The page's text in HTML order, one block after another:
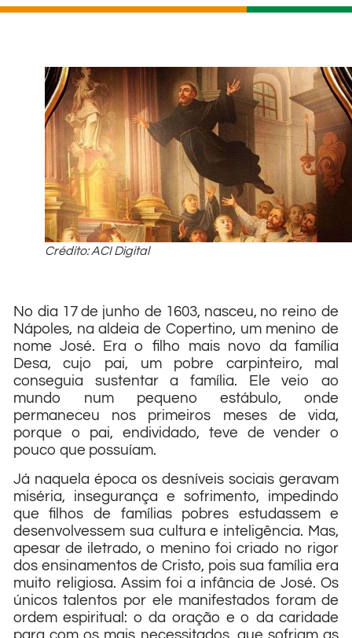
Crédito: ACI Digital
No dia 17 de junho de 1603, nasceu, no reino de
Nápoles, na aldeia de Copertino, um menino de
nome José. Era o filho mais novo da família
Desa, cujo pai, um pobre carpinteiro, mal
conseguia sustentar a família. Ele veio ao
mundo num pequeno estábulo, onde
permaneceu nos primeiros meses de vida,
porque o pai, endividado, teve de vender o
pouco que possuíam.
Já naquela época os desníveis sociais geravam
miséria, insegurança e sofrimento, impedindo
que filhos de famílias pobres estudassem e
desenvolvessem sua cultura e inteligência. Mas,
apesar de iletrado, o menino foi criado no rigor
dos ensinamentos de Cristo, pois sua família era
muito religiosa. Assim foi a infância de José. Os
únicos talentos por ele manifestados foram de
ordem espiritual: o da oração e o da caridade
para com os mais necessitados, que sofriam as